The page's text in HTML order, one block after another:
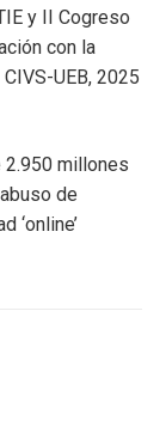
y II Cogreso
con la
UEB, 2025
2.950 millones
de
‘online’